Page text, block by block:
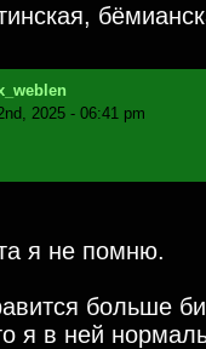
2025 - 06:41 pm
я не помню.
больше
я в ней